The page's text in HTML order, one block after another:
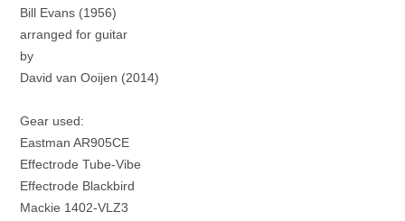
Bill Evans (1956)
arranged for guitar
by
David van Ooijen (2014)
Gear used:
Eastman AR905CE
Effectrode Tube-Vibe
Effectrode Blackbird
Mackie 1402-VLZ3